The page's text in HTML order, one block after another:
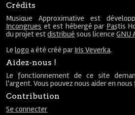
Crédits
Musique Approximative est
Incongrues et est hébergé par Pastis
du projet estdistribué sous licenceGNU
Lelogo a été créé par Iris Veverka.
Aidez-nous !
Le fonctionnement de ce site
l'argent. Vous pouvez nous aider en
Contribution
Se connecter